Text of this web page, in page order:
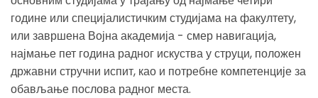
године или специјалистичким студијама на факултету,
или завршена Војна академија - смер навигација,
најмање пет година радног искуства у струци, положен
државни стручни испит, као и потребне компетенције за
обављање послова радног места.